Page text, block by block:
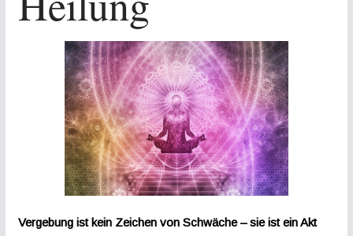
Vergebung ist kein Zeichen von Schwäche – sie ist ein Akt